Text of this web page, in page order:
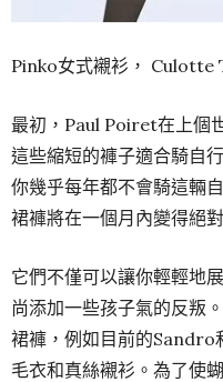
Pinko女式襯衫， Culotte
最初，Paul Poiret在上個
這些縮短的褲子適合騎自
你幾乎每年都不會騎這輛
裙褲將在一個月內變得絕
它們不僅可以讓你輕輕地
尚添加一些孩子氣的反叛
裙褲，例如目前的
毛衣和真絲襯衫。為了使